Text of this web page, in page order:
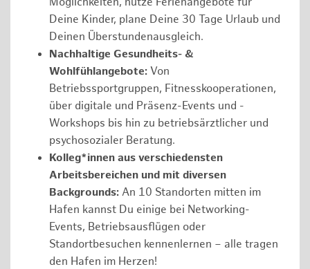
Deine Kinder, plane Deine 30 Tage Urlaub und
Deinen Überstundenausgleich.
Nachhaltige Gesundheits- &
Wohlfühlangebote: Von
Betriebssportgruppen, Fitnesskooperationen,
über digitale und Präsenz-Events und -
Workshops bis hin zu betriebsärztlicher und
psychosozialer Beratung.
Kolleg*innen aus verschiedensten
Arbeitsbereichen und mit diversen
Backgrounds: An 10 Standorten mitten im
Hafen kannst Du einige bei Networking-
Events, Betriebsausflügen oder
Standortbesuchen kennenlernen – alle tragen
den Hafen im Herzen!